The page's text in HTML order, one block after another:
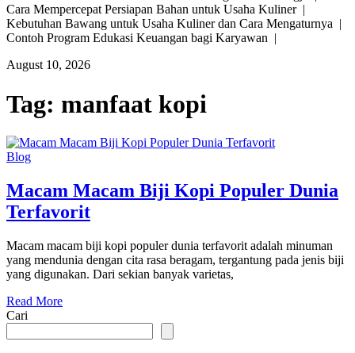
Cara Mempercepat Persiapan Bahan untuk Usaha Kuliner |
Kebutuhan Bawang untuk Usaha Kuliner dan Cara Mengaturnya |
Contoh Program Edukasi Keuangan bagi Karyawan |
August 10, 2026
Tag: manfaat kopi
Blog
Macam Macam Biji Kopi Populer Dunia
Terfavorit
Macam macam biji kopi populer dunia terfavorit adalah minuman
yang mendunia dengan cita rasa beragam, tergantung pada jenis biji
yang digunakan. Dari sekian banyak varietas,
Read More
Cari